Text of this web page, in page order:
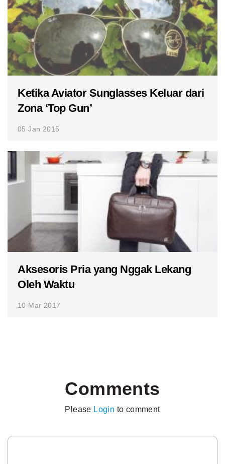
Ketika Aviator Sunglasses Keluar dari
Zona ‘Top Gun’
05 Jan 2015
Aksesoris Pria yang Nggak Lekang
Oleh Waktu
10 Mar 2017
Comments
Please Login to comment